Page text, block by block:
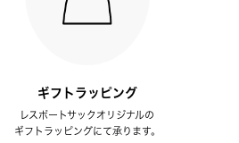
ギフトラッピング
レスポートサックオリジナルの
ギフトラッピングにて承ります。